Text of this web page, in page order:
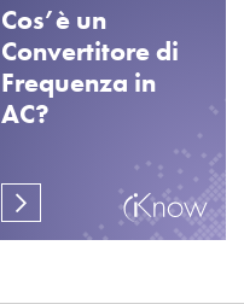
Cos’è un
Convertitore di
Frequenza in
AC?